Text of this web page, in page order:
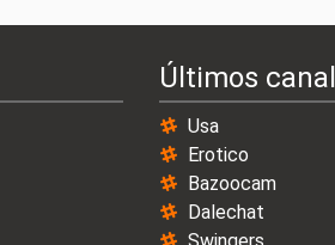
Últimos
Usa
Erotico
Bazoocam
Dalechat